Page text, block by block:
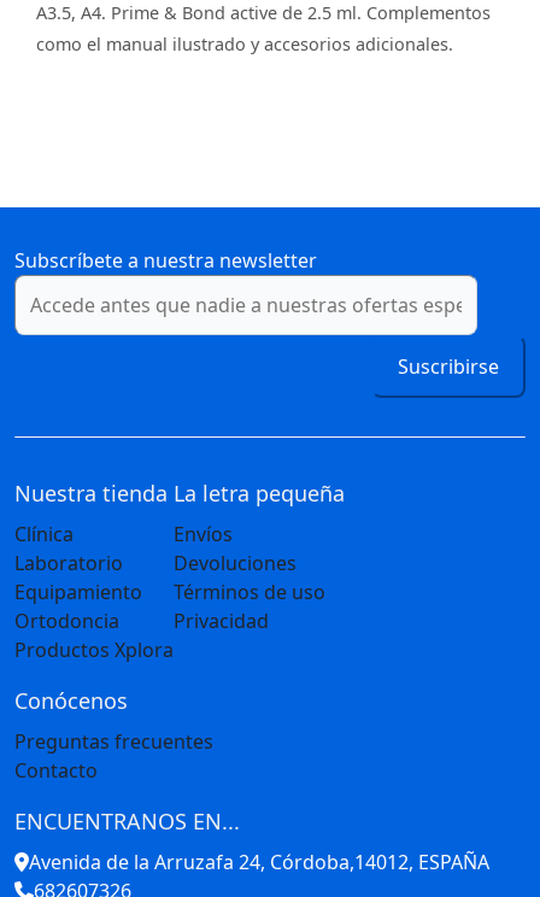
A3.5, A4. Prime & Bond active de 2.5 ml. Complementos
como el manual ilustrado y accesorios adicionales.
Subscríbete a nuestra newsletter
Suscribirse
Nuestra tienda
Clínica
Laboratorio
Equipamiento
Ortodoncia
Productos Xplora
La letra pequeña
Envíos
Devoluciones
Términos de uso
Privacidad
Conócenos
Preguntas frecuentes
Contacto
ENCUENTRANOS EN...
Avenida de la Arruzafa 24, Córdoba,14012, ESPAÑA
682607326